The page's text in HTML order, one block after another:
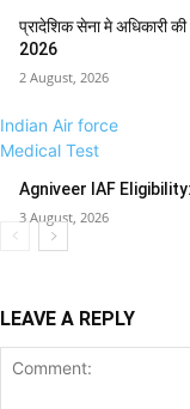
प्रादेशिक सेना मे
2026
2 August, 2026
Indian Air force
Medical Test
Agniveer IAF Eligibility:
3 August, 2026
LEAVE A REPLY